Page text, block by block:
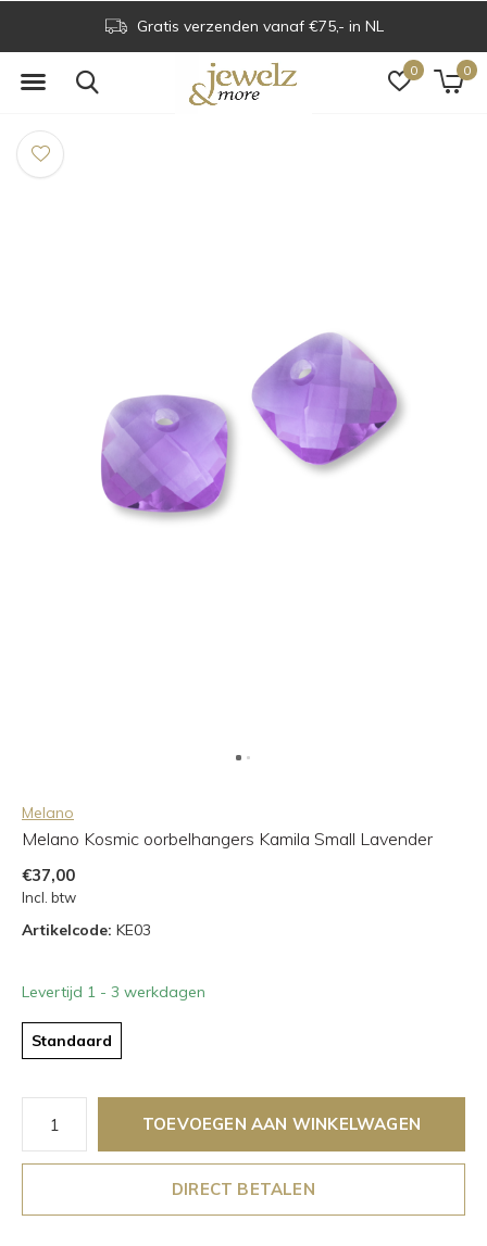
0 0
Gratis verzenden vanaf €75,- in NL
Melano
Melano Kosmic oorbelhangers Kamila Small Lavender
€37,00
Incl. btw
Artikelcode: KE03
Levertijd 1 - 3 werkdagen
Standaard
TOEVOEGEN AAN WINKELWAGEN
DIRECT BETALEN